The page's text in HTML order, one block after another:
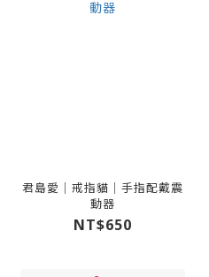
君島愛｜戒指貓｜手指配戴震
動器
NT$650